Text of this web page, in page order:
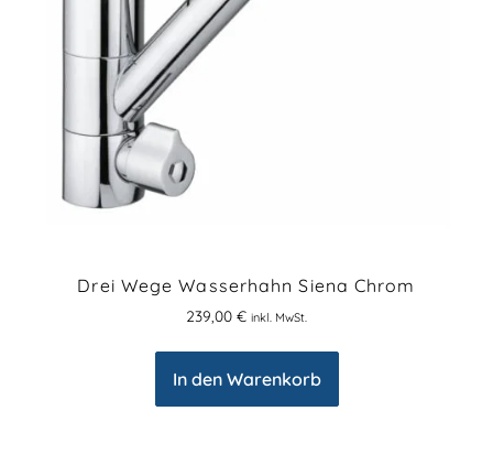
Drei Wege Wasserhahn Siena Chrom
239,00 € inkl. MwSt.
In den Warenkorb